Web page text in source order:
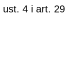
ust. 4 i art. 29